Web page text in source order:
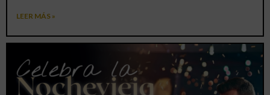
LEER MÁS »